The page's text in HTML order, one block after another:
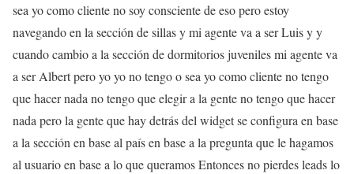
sea yo como cliente no soy consciente de eso pero estoy
navegando en la sección de sillas y mi agente va a ser Luis y y
cuando cambio a la sección de dormitorios juveniles mi agente va
a ser Albert pero yo yo no tengo o sea yo como cliente no tengo
que hacer nada no tengo que elegir a la gente no tengo que hacer
nada pero la gente que hay detrás del widget se configura en base
a la sección en base al país en base a la pregunta que le hagamos
al usuario en base a lo que queramos Entonces no pierdes leads lo